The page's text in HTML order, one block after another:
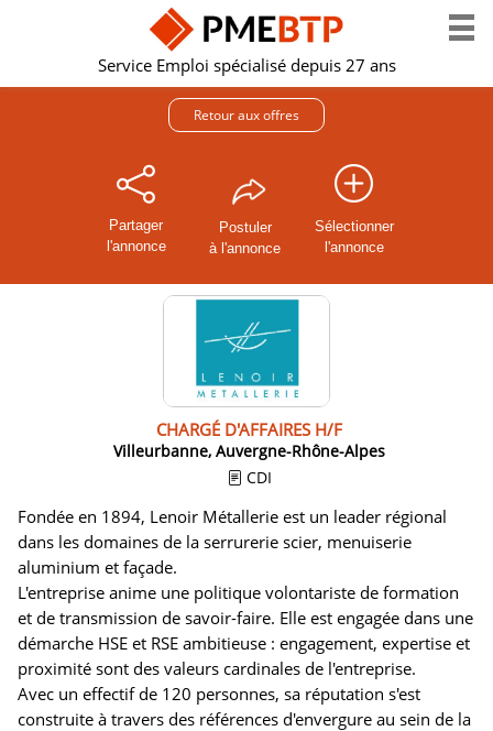
Service Emploi spécialisé depuis 27 ans
Retour aux offres
Partager
l'annonce
Postuler
à l'annonce
Sélectionner
l'annonce
CHARGÉ D'AFFAIRES H/F
Villeurbanne, Auvergne-Rhône-Alpes
CDI
Fondée en 1894, Lenoir Métallerie est un leader régional
dans les domaines de la serrurerie scier, menuiserie
aluminium et façade.
L'entreprise anime une politique volontariste de formation
et de transmission de savoir-faire. Elle est engagée dans une
démarche HSE et RSE ambitieuse : engagement, expertise et
proximité sont des valeurs cardinales de l'entreprise.
Avec un effectif de 120 personnes, sa réputation s'est
construite à travers des références d'envergure au sein de la